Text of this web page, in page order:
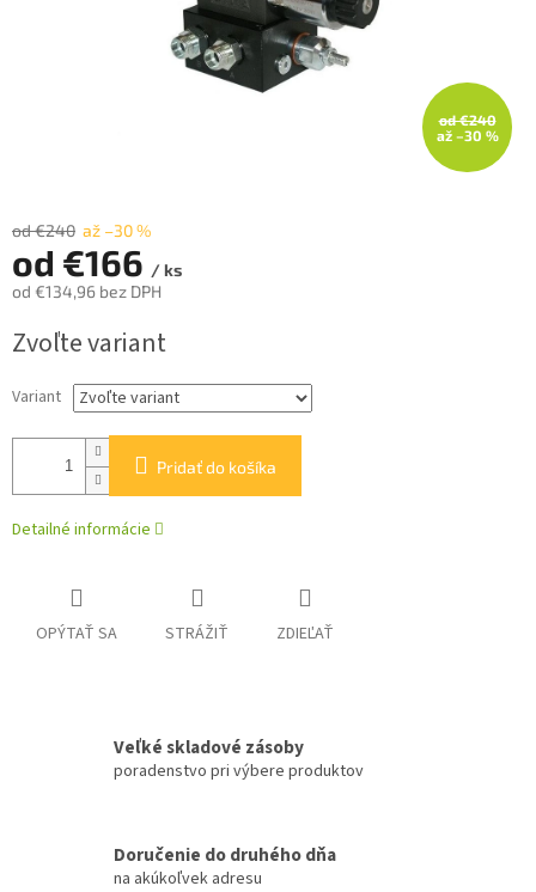
od €240
až –30 %
od €240 až –30 %
od €166 / ks
od €134,96 bez DPH
cena:
Zvoľte variant
Variant
Pridať do košíka
Detailné informácie
OPÝTAŤ SA STRÁŽIŤ ZDIEĽAŤ
Veľké skladové zásoby
poradenstvo pri výbere produktov
Doručenie do druhého dňa
na akúkoľvek adresu